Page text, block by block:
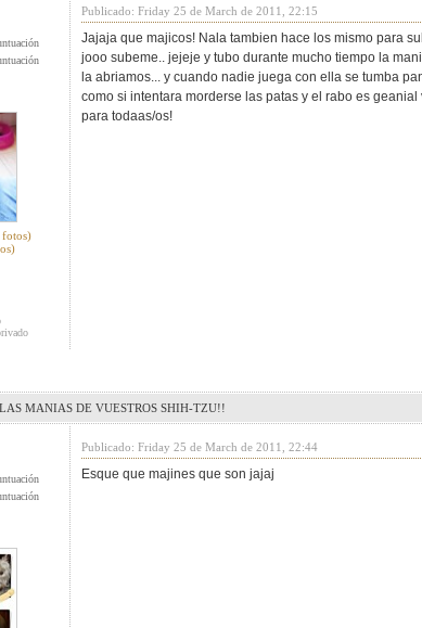
Publicado: Friday 25 de March de 2011, 22:15
Jajaja que majicos! Nala tambien hace los mismo para
jooo subeme.. jejeje y tubo durante mucho tiempo la
la abriamos... y cuando nadie juega con ella se tumba
como si intentara morderse las patas y el rabo es
para todaas/os!
LAS MANIAS DE VUESTROS SHIH-TZU!!
Publicado: Friday 25 de March de 2011, 22:44
Esque que majines que son jajaj